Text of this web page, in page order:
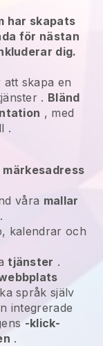
har skapats
för nästan
dig.
skapa en
. Bländ
, med
.
märkesadress
våra mallar
kalendrar och
tjänster .
språk själv
integrerade
-klick-
.